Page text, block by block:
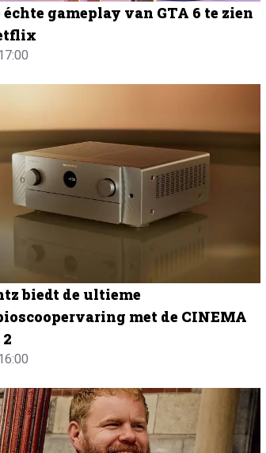
échte gameplay van GTA 6 te zien
biedt de ultieme
met de CINEMA